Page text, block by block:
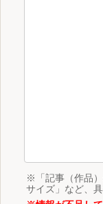
※「記事（作品
サイズ」など、